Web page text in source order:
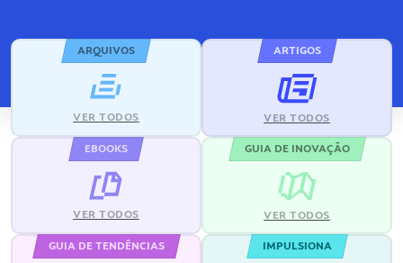
ARQUIVOS
VER TODOS
ARTIGOS
VER TODOS
EBOOKS
VER TODOS
GUIA DE INOVAÇÃO
VER TODOS
GUIA DE TENDÊNCIAS IMPULSIONA